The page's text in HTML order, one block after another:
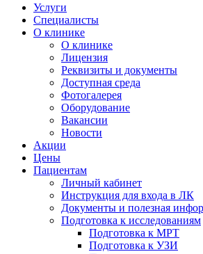
Услуги
Специалисты
О клинике
О клинике
Лицензия
Реквизиты и документы
Доступная среда
Фотогалерея
Оборудование
Вакансии
Новости
Акции
Цены
Пациентам
Личный кабинет
Инструкция для входа в ЛК
Документы и полезная
Подготовка к исследованиям
Подготовка к МРТ
Подготовка к УЗИ